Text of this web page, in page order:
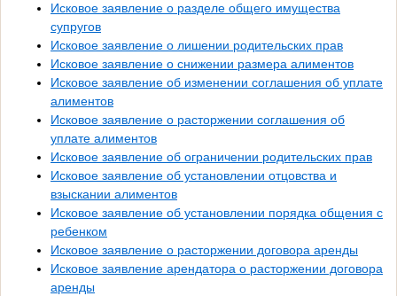
Исковое заявление о разделе общего имущества
супругов
Исковое заявление о лишении родительских прав
Исковое заявление о снижении размера алиментов
Исковое заявление об изменении соглашения об уплате
алиментов
Исковое заявление о расторжении соглашения об
уплате алиментов
Исковое заявление об ограничении родительских прав
Исковое заявление об установлении отцовства и
взыскании алиментов
Исковое заявление об установлении порядка общения с
ребенком
Исковое заявление о расторжении договора аренды
Исковое заявление арендатора о расторжении договора
аренды